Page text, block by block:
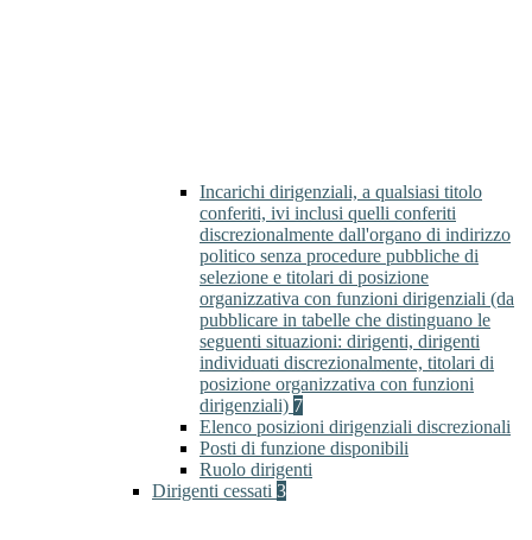
Incarichi dirigenziali, a qualsiasi titolo
conferiti, ivi inclusi quelli conferiti
discrezionalmente dall'organo di indirizzo
politico senza procedure pubbliche di
selezione e titolari di posizione
organizzativa con funzioni dirigenziali (da
pubblicare in tabelle che distinguano le
seguenti situazioni: dirigenti, dirigenti
individuati discrezionalmente, titolari di
posizione organizzativa con funzioni
dirigenziali) 7
Elenco posizioni dirigenziali discrezionali
Posti di funzione disponibili
Ruolo dirigenti
Dirigenti cessati 3